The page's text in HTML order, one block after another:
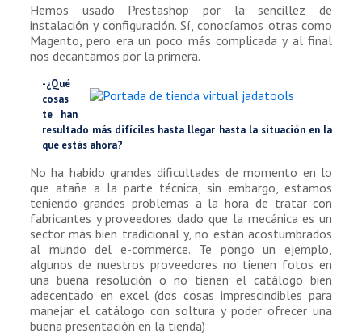
Hemos usado Prestashop por la sencillez de
instalación y configuración. Sí, conocíamos otras como
Magento, pero era un poco más complicada y al final
nos decantamos por la primera.
-¿Qué
cosas
te han
resultado más difíciles hasta llegar hasta la situación en la
que estás ahora?
No ha habido grandes dificultades de momento en lo
que atañe a la parte técnica, sin embargo, estamos
teniendo grandes problemas a la hora de tratar con
fabricantes y proveedores dado que la mecánica es un
sector más bien tradicional y, no están acostumbrados
al mundo del e-commerce. Te pongo un ejemplo,
algunos de nuestros proveedores no tienen fotos en
una buena resolución o no tienen el catálogo bien
adecentado en excel (dos cosas imprescindibles para
manejar el catálogo con soltura y poder ofrecer una
buena presentación en la tienda)